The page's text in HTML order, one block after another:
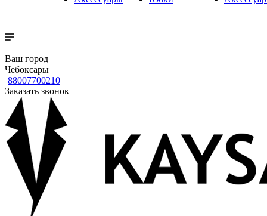
Ваш город
Чебоксары
88007700210
Заказать звонок